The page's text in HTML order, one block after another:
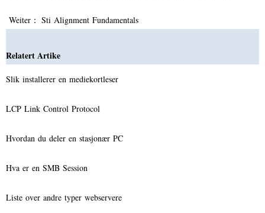
Weiter： Sti Alignment Fundamentals
Relatert Artike
Slik installerer en mediekortleser
LCP Link Control Protocol
Hvordan du deler en stasjonær PC
Hva er en SMB Session
Liste over andre typer webservere